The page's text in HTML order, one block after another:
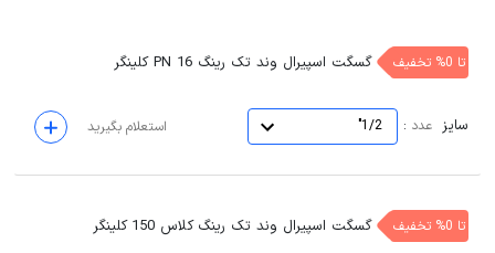
تا 0% تخفیف گسگت اسپیرال وند تک رینگ PN 16 کلینگر
سایز عدد :
1/2" استعلام بگیرید
تا 0% تخفیف گسگت اسپیرال وند تک رینگ کلاس 150 کلینگر